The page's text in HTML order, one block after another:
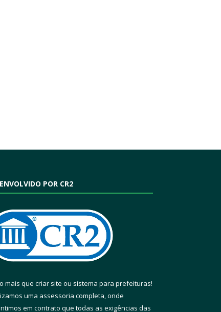
POR CR2
mais que criar site ou sistema para prefeituras!
uma assessoria completa, onde
em contrato que todas as exigências das